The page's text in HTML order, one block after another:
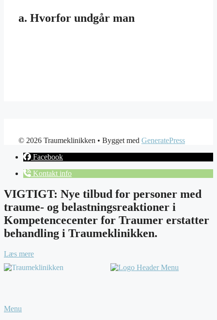
a. Hvorfor undgår man
© 2026 Traumeklinikken • Bygget med GeneratePress
Facebook
Kontakt info
VIGTIGT: Nye tilbud for personer med
traume- og belastningsreaktioner i
Kompetencecenter for Traumer erstatter
behandling i Traumeklinikken.
Læs mere
Menu